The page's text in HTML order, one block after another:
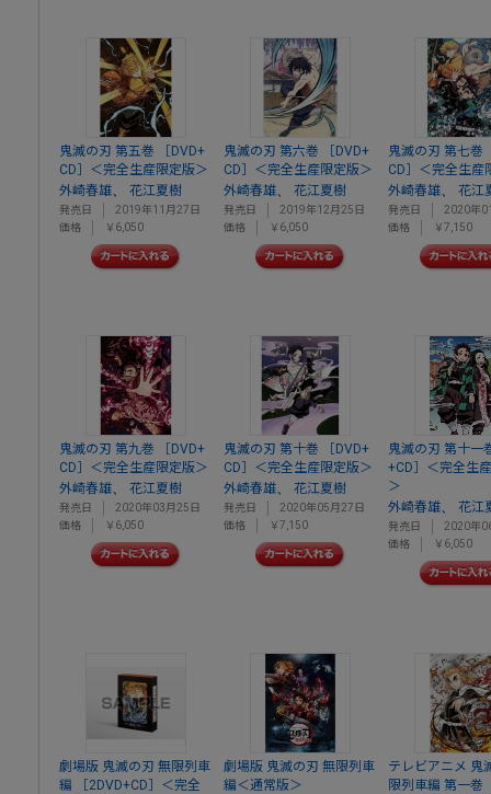
鬼滅の刃 第五巻 ［DVD+
CD］＜完全生産限定版＞
外崎春雄
花江夏樹
発売日
2019年11月27日
価格
￥6,050
鬼滅の刃 第六巻 ［DVD+
CD］＜完全生産限定版＞
外崎春雄
花江夏樹
発売日
2019年12月25日
価格
￥6,050
鬼滅の刃 第七巻
CD］＜完全生産
外崎春雄
花江
発売日
2020年
価格
￥7,150
鬼滅の刃 第九巻 ［DVD+
CD］＜完全生産限定版＞
外崎春雄、 花江夏樹
発売日
2020年03月25日
価格
￥6,050
鬼滅の刃 第十巻 ［DVD+
CD］＜完全生産限定版＞
外崎春雄、 花江夏樹
発売日
2020年05月27日
価格
￥7,150
鬼滅の刃 第十一
+CD］＜完全生
＞
外崎春雄、 花江
発売日
2020年
価格
￥6,050
劇場版 鬼滅の刃 無限列車
編 ［2DVD+CD］＜完全
劇場版 鬼滅の刃 無限列車
編＜通常版＞
テレビアニメ 鬼
限列車編 第一巻